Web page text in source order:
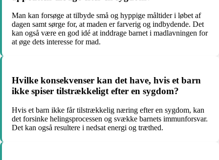
Man kan forsøge at tilbyde små og hyppige måltider i løbet af
dagen samt sørge for, at maden er farverig og indbydende. Det
kan også være en god idé at inddrage barnet i madlavningen for
at øge dets interesse for mad.
Hvilke konsekvenser kan det have, hvis et barn
ikke spiser tilstrækkeligt efter en sygdom?
Hvis et barn ikke får tilstrækkelig næring efter en sygdom, kan
det forsinke helingsprocessen og svække barnets immunforsvar.
Det kan også resultere i nedsat energi og træthed.